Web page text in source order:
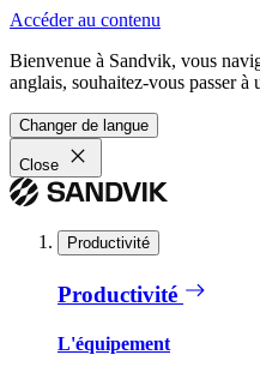
Accéder au contenu
Bienvenue à Sandvik, vous
anglais, souhaitez-vous passer à
Changer de langue
Close
Productivité
Productivité
L'équipement